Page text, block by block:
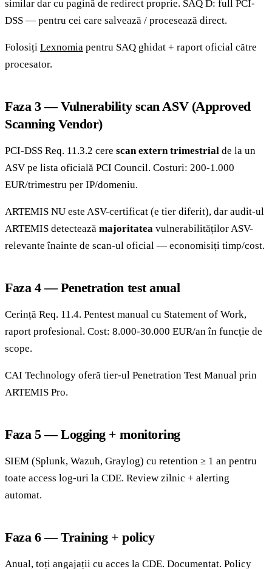
similar dar cu pagină de redirect proprie. SAQ D: full PCI-
DSS — pentru cei care salvează / procesează direct.
Folosiți Lexnomia pentru SAQ ghidat + raport oficial către
procesator.
Faza 3 — Vulnerability scan ASV (Approved
Scanning Vendor)
PCI-DSS Req. 11.3.2 cere scan extern trimestrial de la un
ASV pe lista oficială PCI Council. Costuri: 200-1.000
EUR/trimestru per IP/domeniu.
ARTEMIS NU este ASV-certificat (e tier diferit), dar audit-ul
ARTEMIS detectează majoritatea vulnerabilităților ASV-
relevante înainte de scan-ul oficial — economisiți timp/cost.
Faza 4 — Penetration test anual
Cerință Req. 11.4. Pentest manual cu Statement of Work,
raport profesional. Cost: 8.000-30.000 EUR/an în funcție de
scope.
CAI Technology oferă tier-ul Penetration Test Manual prin
ARTEMIS Pro.
Faza 5 — Logging + monitoring
SIEM (Splunk, Wazuh, Graylog) cu retention ≥ 1 an pentru
toate access log-uri la CDE. Review zilnic + alerting
automat.
Faza 6 — Training + policy
Anual, toți angajații cu acces la CDE. Documentat. Policy